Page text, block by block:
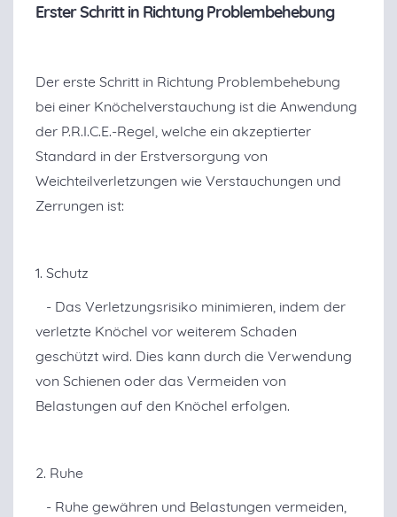
Erster Schritt in Richtung Problembehebung
Der erste Schritt in Richtung Problembehebung
bei einer Knöchelverstauchung ist die Anwendung
der P.R.I.C.E.-Regel, welche ein akzeptierter
Standard in der Erstversorgung von
Weichteilverletzungen wie Verstauchungen und
Zerrungen ist:
1. Schutz
- Das Verletzungsrisiko minimieren, indem der
verletzte Knöchel vor weiterem Schaden
geschützt wird. Dies kann durch die Verwendung
von Schienen oder das Vermeiden von
Belastungen auf den Knöchel erfolgen.
2. Ruhe
- Ruhe gewähren und Belastungen vermeiden,